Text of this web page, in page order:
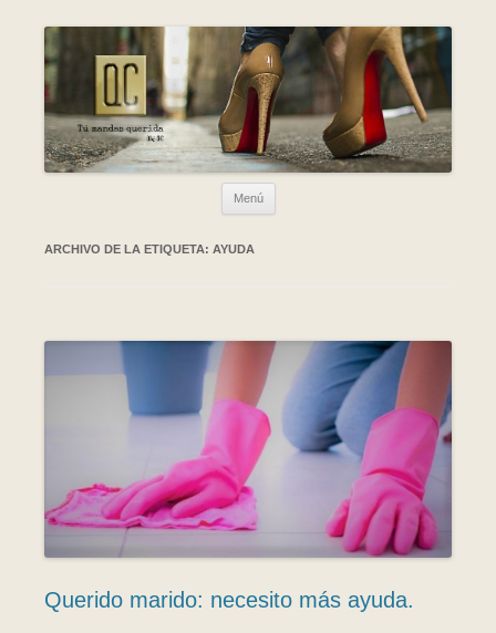
Menú
ARCHIVO DE LA ETIQUETA: AYUDA
Querido marido: necesito más ayuda.